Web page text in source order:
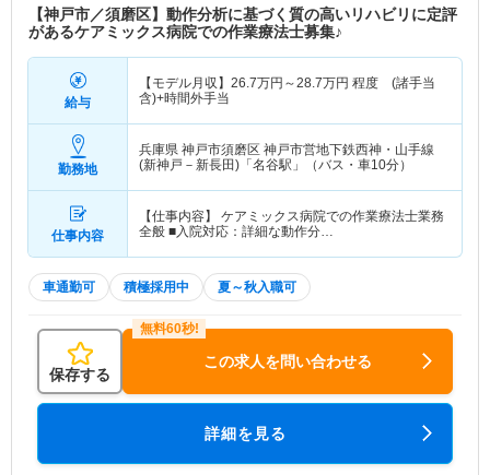
【神戸市／須磨区】動作分析に基づく質の高いリハビリに定評
があるケアミックス病院での作業療法士募集♪
給与
【モデル月収】 26.7万円～28.7万円 程度 (諸手当
含)+時間外手当
勤務地
兵庫県 神戸市須磨区 神戸市営地下鉄西神・山手線
(新神戸－新長田)「名谷駅」（バス・車10分）
仕事内容
【仕事内容】 ケアミックス病院での作業療法士業務
全般 ■入院対応：詳細な動作分…
車通勤可 積極採用中 夏～秋入職可
保存する
この求人を問い合わせる
詳細を見る